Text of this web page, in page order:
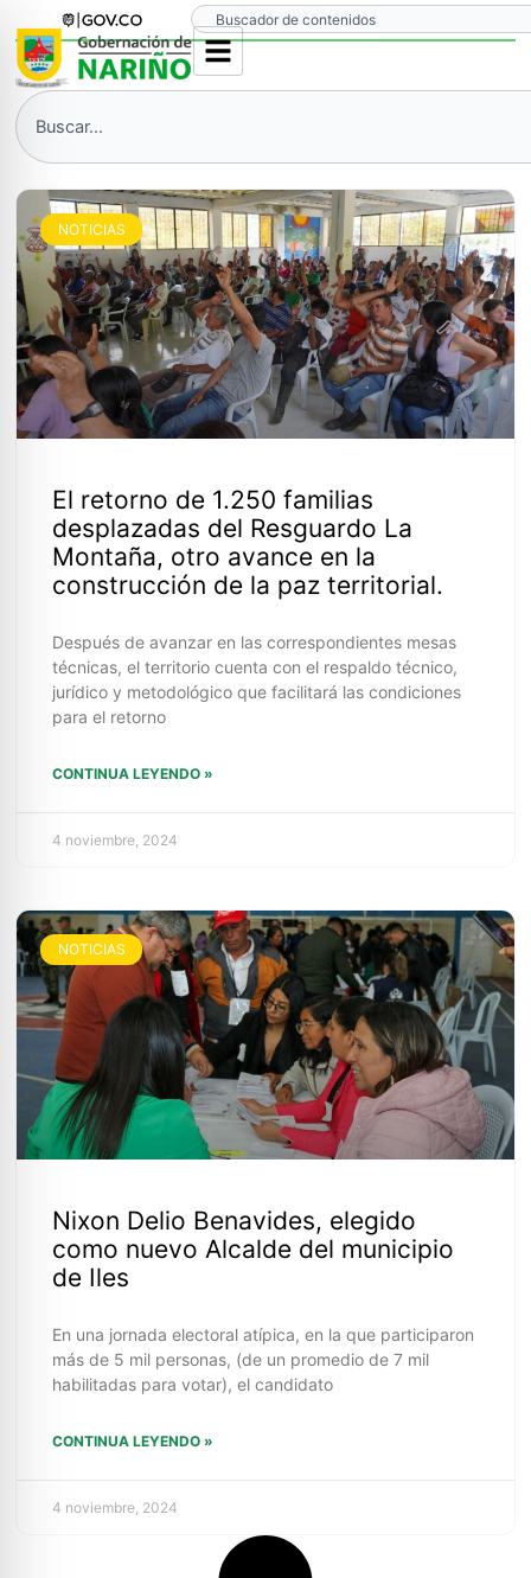
contenido
Search
Search
NOTICIAS
El retorno de 1.250 familias
desplazadas del Resguardo La
Montaña, otro avance en la
construcción de la paz territorial.
Después de avanzar en las correspondientes mesas
técnicas, el territorio cuenta con el respaldo técnico,
jurídico y metodológico que facilitará las condiciones
para el retorno
CONTINUA LEYENDO »
4 noviembre, 2024
NOTICIAS
Nixon Delio Benavides, elegido
como nuevo Alcalde del municipio
de Iles
En una jornada electoral atípica, en la que participaron
más de 5 mil personas, (de un promedio de 7 mil
habilitadas para votar), el candidato
CONTINUA LEYENDO »
4 noviembre, 2024